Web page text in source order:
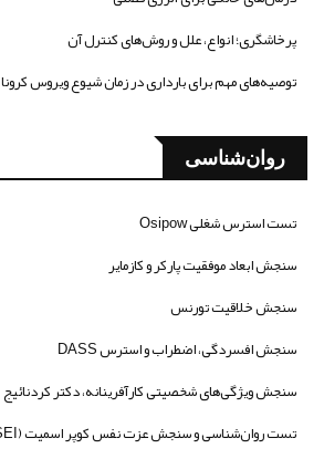
پرخاشگری؛ انواع، علل و روش‌های کنترل آن
توصیه‌های مهم برای بارداری در زمان شیوع ویروس کرونا
روان‌شناسی
تست استرس شغلی Osipow
سنجش ابعاد موفقیت پارکر و کازمایر
سنجش خلاقیت تورنس
سنجش افسردگی، اضطراب و استرس DASS
سنجش ویژگی‌های شخصیتی کارآفرینانه، دکتر کردنائیج
تست روان‌شناسی و سنجش عزت نفس کوپر اسمیت (CSEI)